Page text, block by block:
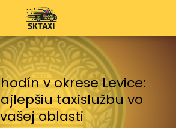
v okrese Levice:
taxislužbu vo
vašej oblasti